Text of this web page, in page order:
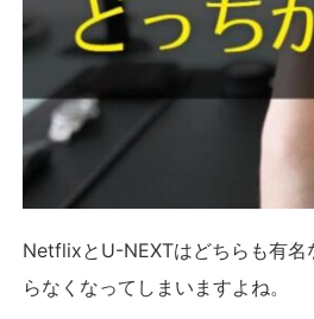
NetflixとU-NEXTはどちらも有名
らなくなってしまいますよね。